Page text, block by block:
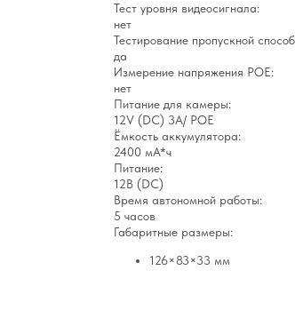
Тест уровня видеосигнала:
нет
Тестирование пропускной
да
Измерение напряжения POE:
нет
Питание для камеры:
12V (DC) 3А/ POE
Ёмкость аккумулятора:
2400 мА*ч
Питание:
12В (DC)
Время автономной работы:
5 часов
Габаритные размеры:
126×83×33 мм